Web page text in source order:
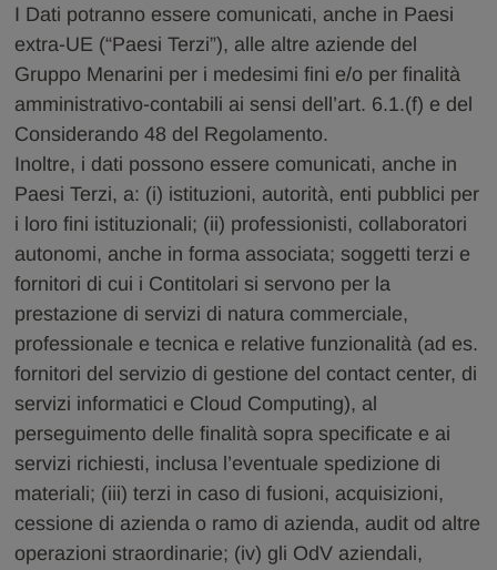
I Dati potranno essere comunicati, anche in Paesi
extra-UE (“Paesi Terzi”), alle altre aziende del
Gruppo Menarini per i medesimi fini e/o per finalità
amministrativo-contabili ai sensi dell’art. 6.1.(f) e del
Considerando 48 del Regolamento.
Inoltre, i dati possono essere comunicati, anche in
Paesi Terzi, a: (i) istituzioni, autorità, enti pubblici per
i loro fini istituzionali; (ii) professionisti, collaboratori
autonomi, anche in forma associata; soggetti terzi e
fornitori di cui i Contitolari si servono per la
prestazione di servizi di natura commerciale,
professionale e tecnica e relative funzionalità (ad es.
fornitori del servizio di gestione del contact center, di
servizi informatici e Cloud Computing), al
perseguimento delle finalità sopra specificate e ai
servizi richiesti, inclusa l’eventuale spedizione di
materiali; (iii) terzi in caso di fusioni, acquisizioni,
cessione di azienda o ramo di azienda, audit od altre
operazioni straordinarie; (iv) gli OdV aziendali,